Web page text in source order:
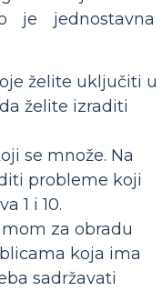
je jednostavna
želite uključiti u
želite izraditi
se množe. Na
probleme koji
1 i 10.
za obradu
koja ima
sadržavati